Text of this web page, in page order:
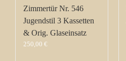
Zimmertür Nr. 546
Jugendstil 3 Kassetten
& Orig. Glaseinsatz
250,00 €